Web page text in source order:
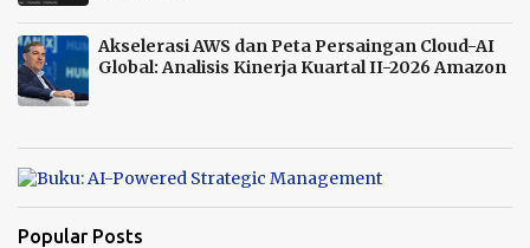
Akselerasi AWS dan Peta Persaingan Cloud-AI
Global: Analisis Kinerja Kuartal II-2026 Amazon
Popular Posts